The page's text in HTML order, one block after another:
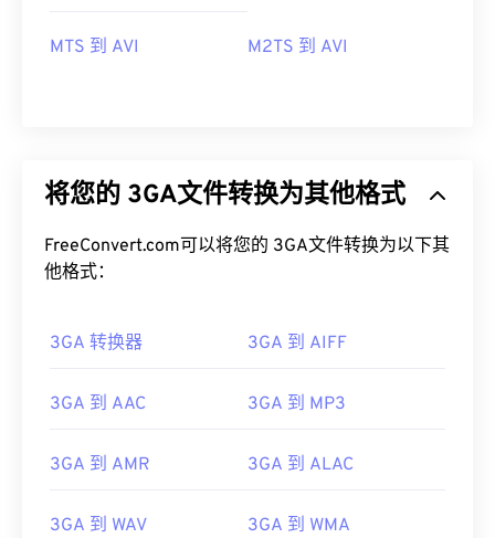
MTS 到 AVI M2TS 到 AVI
将您的 3GA文件转换为其他格式
FreeConvert.com可以将您的 3GA文件转换为以下其
他格式：
3GA 转换器 3GA 到 AIFF
3GA 到 AAC 3GA 到 MP3
3GA 到 AMR 3GA 到 ALAC
3GA 到 WAV 3GA 到 WMA